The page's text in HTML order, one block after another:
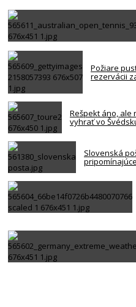
Požiare
rezervácii
Rešpekt áno, ale
vyhrať vo
Slovenská